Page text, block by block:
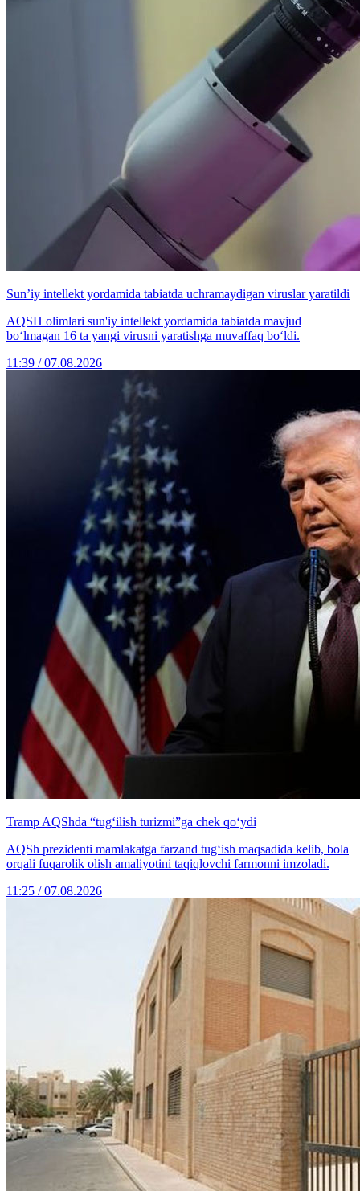
Sun’iy intellekt yordamida tabiatda uchramaydigan viruslar yaratildi
AQSH olimlari sun'iy intellekt yordamida tabiatda mavjud
bo‘lmagan 16 ta yangi virusni yaratishga muvaffaq bo‘ldi.
11:39 / 07.08.2026
Tramp AQShda “tug‘ilish turizmi”ga chek qo‘ydi
AQSh prezidenti mamlakatga farzand tug‘ish maqsadida kelib, bola
orqali fuqarolik olish amaliyotini taqiqlovchi farmonni imzoladi.
11:25 / 07.08.2026